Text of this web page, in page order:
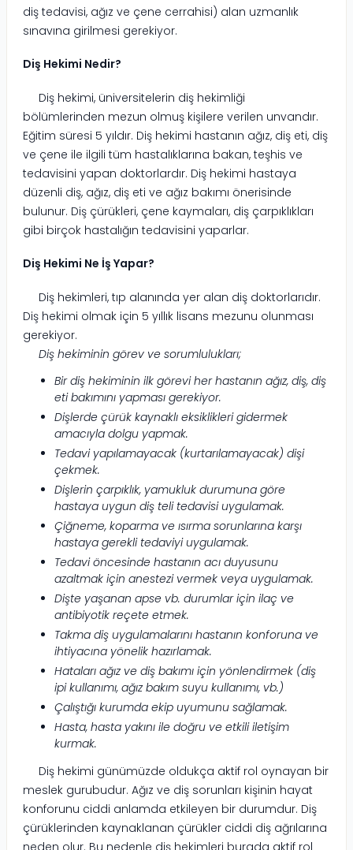
diş tedavisi, ağız ve çene cerrahisi) alan uzmanlık
sınavına girilmesi gerekiyor.
Diş Hekimi Nedir?
Diş hekimi, üniversitelerin diş hekimliği
bölümlerinden mezun olmuş kişilere verilen unvandır.
Eğitim süresi 5 yıldır. Diş hekimi hastanın ağız, diş eti, diş
ve çene ile ilgili tüm hastalıklarına bakan, teşhis ve
tedavisini yapan doktorlardır. Diş hekimi hastaya
düzenli diş, ağız, diş eti ve ağız bakımı önerisinde
bulunur. Diş çürükleri, çene kaymaları, diş çarpıklıkları
gibi birçok hastalığın tedavisini yaparlar.
Diş Hekimi Ne İş Yapar?
Diş hekimleri, tıp alanında yer alan diş doktorlarıdır.
Diş hekimi olmak için 5 yıllık lisans mezunu olunması
gerekiyor.
Diş hekiminin görev ve sorumlulukları;
Bir diş hekiminin ilk görevi her hastanın ağız, diş, diş
eti bakımını yapması gerekiyor.
Dişlerde çürük kaynaklı eksiklikleri gidermek
amacıyla dolgu yapmak.
Tedavi yapılamayacak (kurtarılamayacak) dişi
çekmek.
Dişlerin çarpıklık, yamukluk durumuna göre
hastaya uygun diş teli tedavisi uygulamak.
Çiğneme, koparma ve ısırma sorunlarına karşı
hastaya gerekli tedaviyi uygulamak.
Tedavi öncesinde hastanın acı duyusunu
azaltmak için anestezi vermek veya uygulamak.
Dişte yaşanan apse vb. durumlar için ilaç ve
antibiyotik reçete etmek.
Takma diş uygulamalarını hastanın konforuna ve
ihtiyacına yönelik hazırlamak.
Hataları ağız ve diş bakımı için yönlendirmek (diş
ipi kullanımı, ağız bakım suyu kullanımı, vb.)
Çalıştığı kurumda ekip uyumunu sağlamak.
Hasta, hasta yakını ile doğru ve etkili iletişim
kurmak.
Diş hekimi günümüzde oldukça aktif rol oynayan bir
meslek gurubudur. Ağız ve diş sorunları kişinin hayat
konforunu ciddi anlamda etkileyen bir durumdur. Diş
çürüklerinden kaynaklanan çürükler ciddi diş ağrılarına
neden olur. Bu nedenle diş hekimleri burada aktif rol